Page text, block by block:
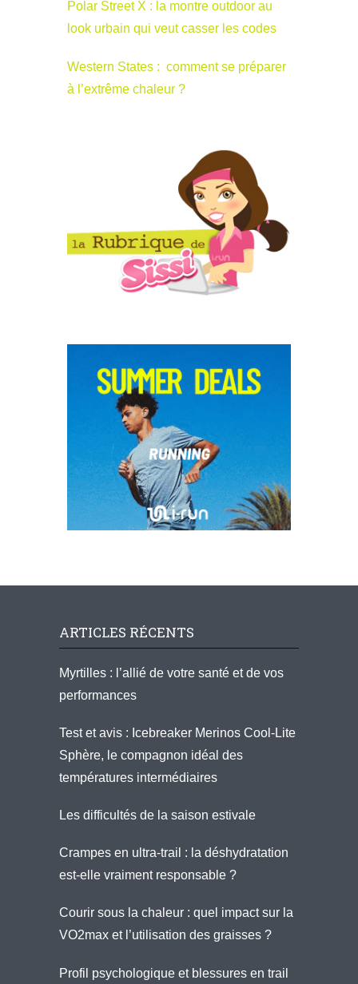
Polar Street X : la montre outdoor au
look urbain qui veut casser les codes
Western States : comment se préparer
à l’extrême chaleur ?
ARTICLES RÉCENTS
Myrtilles : l’allié de votre santé et de vos
performances
Test et avis : Icebreaker Merinos Cool-Lite
Sphère, le compagnon idéal des
températures intermédiaires
Les difficultés de la saison estivale
Crampes en ultra-trail : la déshydratation
est-elle vraiment responsable ?
Courir sous la chaleur : quel impact sur la
VO2max et l’utilisation des graisses ?
Profil psychologique et blessures en trail